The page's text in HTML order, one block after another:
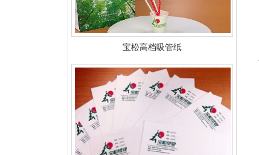
宝松高档吸管纸